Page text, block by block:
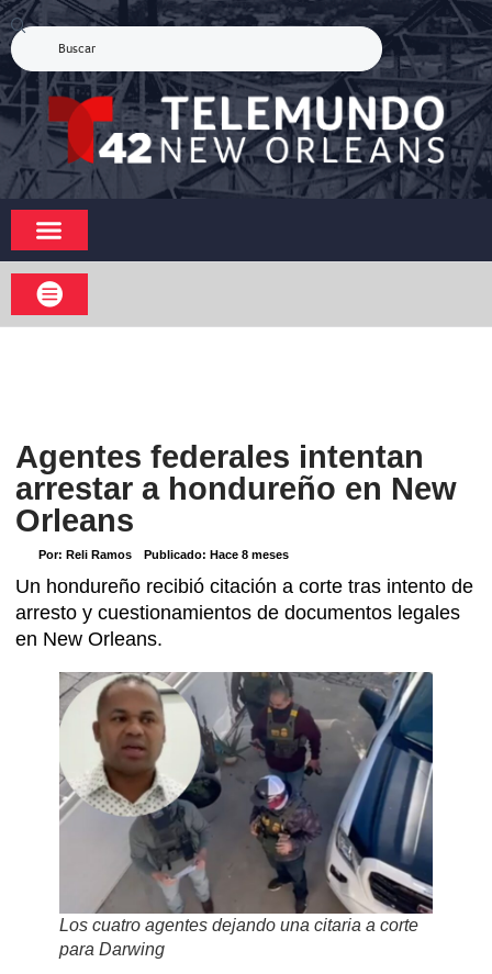
Agentes federales intentan
arrestar a hondureño en New
Orleans
Por: Reli Ramos Publicado: Hace 8 meses
Un hondureño recibió citación a corte tras intento de
arresto y cuestionamientos de documentos legales
en New Orleans.
Los cuatro agentes dejando una citaria a corte
para Darwing